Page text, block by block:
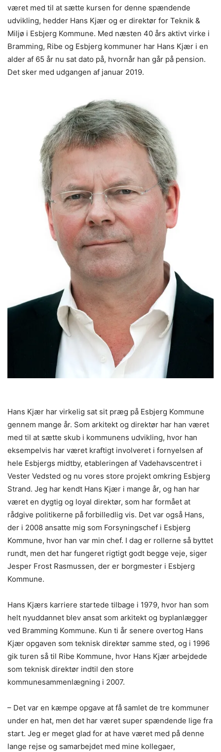
været med til at sætte kursen for denne spændende
udvikling, hedder Hans Kjær og er direktør for Teknik &
Miljø i Esbjerg Kommune. Med næsten 40 års aktivt virke i
Bramming, Ribe og Esbjerg kommuner har Hans Kjær i en
alder af 65 år nu sat dato på, hvornår han går på pension.
Det sker med udgangen af januar 2019.
Hans Kjær har virkelig sat sit præg på Esbjerg Kommune
gennem mange år. Som arkitekt og direktør har han været
med til at sætte skub i kommunens udvikling, hvor han
eksempelvis har været kraftigt involveret i fornyelsen af
hele Esbjergs midtby, etableringen af Vadehavscentret i
Vester Vedsted og nu vores store projekt omkring Esbjerg
Strand. Jeg har kendt Hans Kjær i mange år, og han har
været en dygtig og loyal direktør, som har formået at
rådgive politikerne på forbilledlig vis. Det var også Hans,
der i 2008 ansatte mig som Forsyningschef i Esbjerg
Kommune, hvor han var min chef. I dag er rollerne så byttet
rundt, men det har fungeret rigtigt godt begge veje, siger
Jesper Frost Rasmussen, der er borgmester i Esbjerg
Kommune.
Hans Kjærs karriere startede tilbage i 1979, hvor han som
helt nyuddannet blev ansat som arkitekt og byplanlægger
ved Bramming Kommune. Kun ti år senere overtog Hans
Kjær opgaven som teknisk direktør samme sted, og i 1996
gik turen så til Ribe Kommune, hvor Hans Kjær arbejdede
som teknisk direktør indtil den store
kommunesammenlægning i 2007.
– Det var en kæmpe opgave at få samlet de tre kommuner
under en hat, men det har været super spændende lige fra
start. Jeg er meget glad for at have været med på denne
lange rejse og samarbejdet med mine kollegaer,